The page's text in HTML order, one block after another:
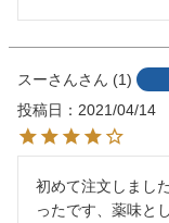
スーさん 1
投稿日
2021/04/14
初めて注文しまし
ったです、薬味と